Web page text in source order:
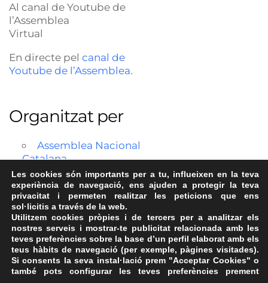
Al canal de Youtube de
l’Assemblea
Virtual
En directe pel canal de
Youtube de l’Assemblea.
Organitzat per
Assemblea Nacional
Catalana
Les cookies són importants per a tu, influeixen en la teva
experiència de navegació, ens ajuden a protegir la teva
privacitat i permeten realitzar les peticions que ens
sol·licitis a través de la web.
Utilitzem cookies pròpies i de tercers per a analitzar els
nostres serveis i mostrar-te publicitat relacionada amb les
teves preferències sobre la base d’un perfil elaborat amb els
teus hàbits de navegació (per exemple, pàgines visitades).
Si consents la seva instal·lació prem "Acceptar Cookies" o
també pots configurar les teves preferències prement